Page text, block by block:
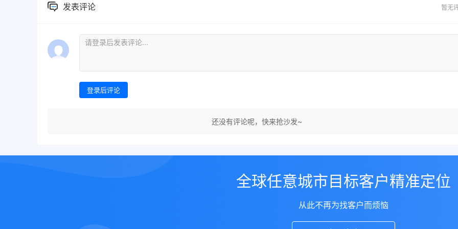
发表评论 暂无
登录后评论
还没有评论呢，快来抢沙发~
全球任意城市目标客户精准定位
从此不再为找客户而烦恼